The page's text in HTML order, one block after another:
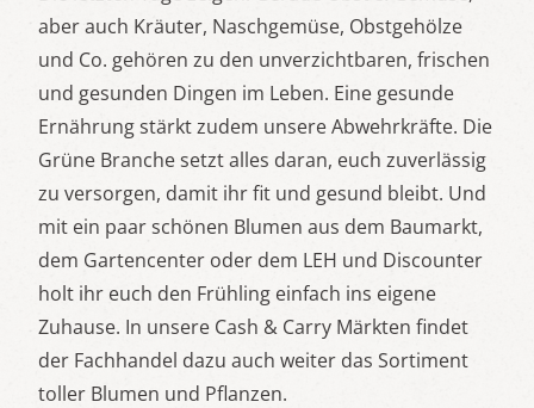
aber auch Kräuter, Naschgemüse, Obstgehölze
und Co. gehören zu den unverzichtbaren, frischen
und gesunden Dingen im Leben. Eine gesunde
Ernährung stärkt zudem unsere Abwehrkräfte. Die
Grüne Branche setzt alles daran, euch zuverlässig
zu versorgen, damit ihr fit und gesund bleibt. Und
mit ein paar schönen Blumen aus dem Baumarkt,
dem Gartencenter oder dem LEH und Discounter
holt ihr euch den Frühling einfach ins eigene
Zuhause. In unsere Cash & Carry Märkten findet
der Fachhandel dazu auch weiter das Sortiment
toller Blumen und Pflanzen.